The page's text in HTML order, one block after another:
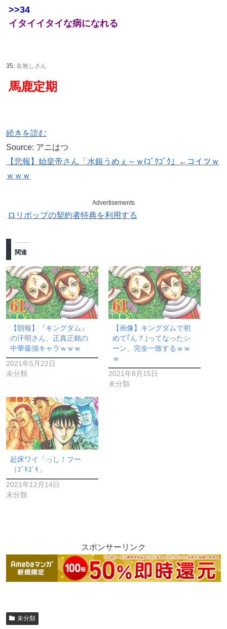
>>34
イタイイタイな病になれる
35: 名無しさん
馬鹿定期
続きを読む
Source: アニはつ
【悲報】始皇帝さん「水銀うめぇ～ｗ(ｺﾞｸｺﾞｸ」←コイツｗ
ｗｗｗ
Advertisements
ロリポップの契約者特典を利用する
関連
【朗報】『キングダム』
の汗明さん、正真正銘の
中華最強キャラｗｗｗ
2021年5月22日
未分類
【画像】キングダムで初
めて｢ん？｣ってなったシ
ーン、完全一致するｗｗ
ｗ
2021年8月15日
未分類
起床ワイ「っし！フー
（ｺﾞｷｺﾞｷ」
2021年12月14日
未分類
スポンサーリンク
未分類